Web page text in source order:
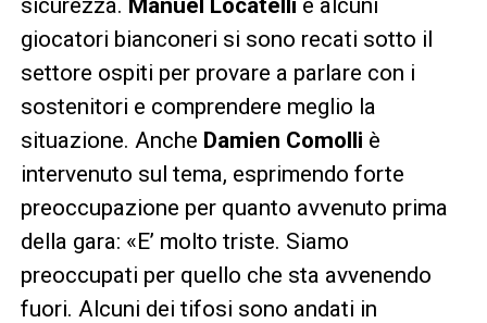
giocatori bianconeri si sono recati sotto il
settore ospiti per provare a parlare con i
sostenitori e comprendere meglio la
situazione. Anche Damien Comolli è
intervenuto sul tema, esprimendo forte
preoccupazione per quanto avvenuto prima
della gara: «E’ molto triste. Siamo
preoccupati per quello che sta avvenendo
fuori. Alcuni dei tifosi sono andati in